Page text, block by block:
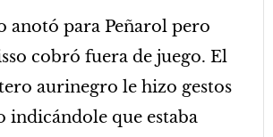
anotó para Peñarol pero
cobró fuera de juego. El
aurinegro le hizo gestos
indicándole que estaba